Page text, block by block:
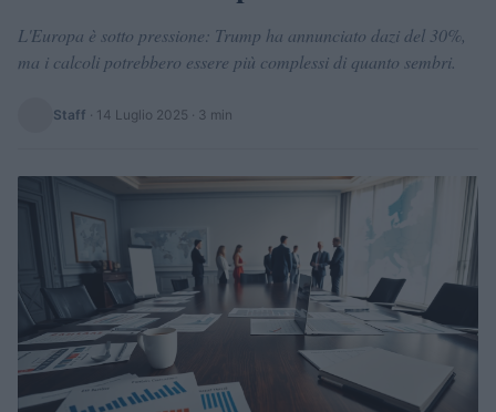
L'Europa è sotto pressione: Trump ha annunciato dazi del 30%,
ma i calcoli potrebbero essere più complessi di quanto sembri.
Staff · 14 Luglio 2025 · 3 min